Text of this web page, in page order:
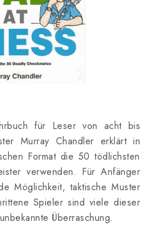
Schachblog
für Leser von acht bis
Murray Chandler erklärt in
Format die 50 tödlichsten
verwenden. Für Anfänger
Möglichkeit, taktische Muster
Spieler sind viele dieser
Überraschung.